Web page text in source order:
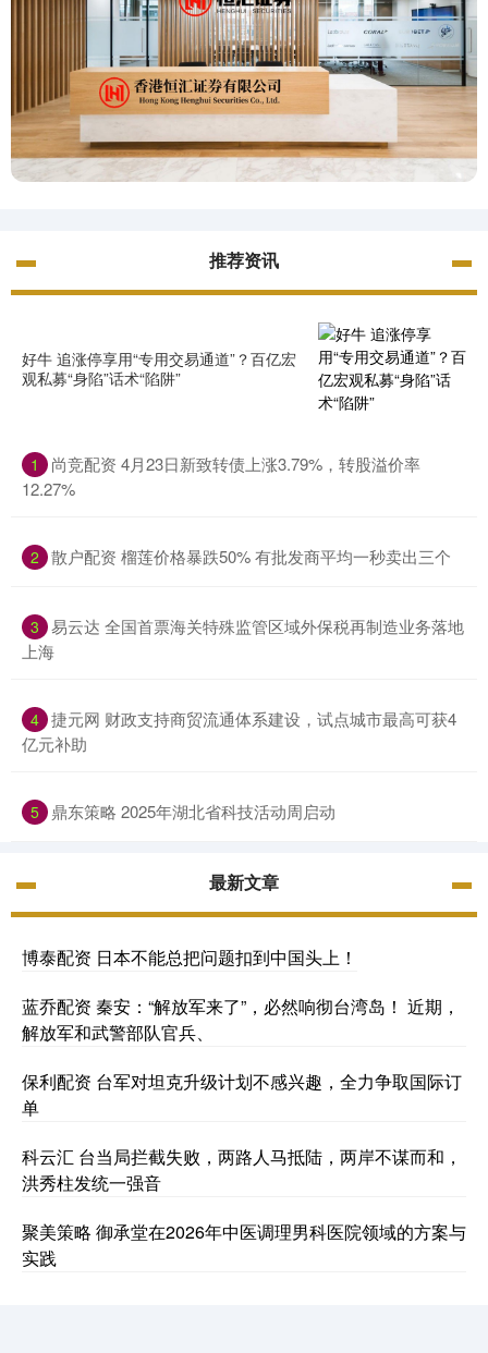
推荐资讯
好牛 追涨停享用“专用交易通道”？百亿宏
观私募“身陷”话术“陷阱”
1
尚竞配资 4月23日新致转债上涨3.79%，转股溢价率
12.27%
2 散户配资 榴莲价格暴跌50% 有批发商平均一秒卖出三个
3 易云达 全国首票海关特殊监管区域外保税再制造业务落地
上海
4 捷元网 财政支持商贸流通体系建设，试点城市最高可获4
亿元补助
5 鼎东策略 2025年湖北省科技活动周启动
最新文章
博泰配资 日本不能总把问题扣到中国头上！
蓝乔配资 秦安：“解放军来了”，必然响彻台湾岛！ 近期，
解放军和武警部队官兵、
保利配资 台军对坦克升级计划不感兴趣，全力争取国际订
单
科云汇 台当局拦截失败，两路人马抵陆，两岸不谋而和，
洪秀柱发统一强音
聚美策略 御承堂在2026年中医调理男科医院领域的方案与
实践